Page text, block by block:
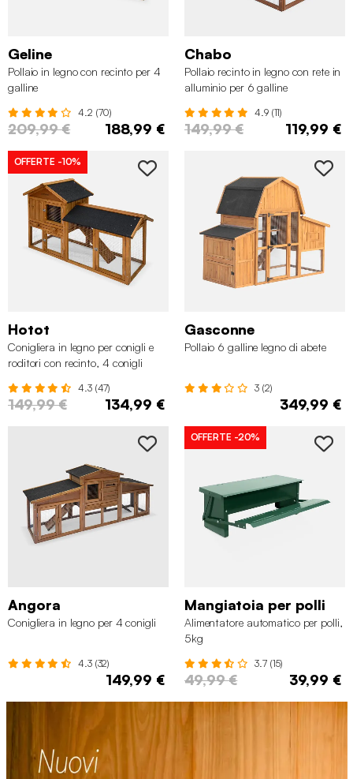
Geline
Pollaio in legno con recinto per 4
galline
4.2 (70)
209,99 € 188,99 €
Chabo
Pollaio recinto in legno con rete in
alluminio per 6 galline
4.9 (11)
149,99 € 119,99 €
OFFERTE -10%
Hotot
Conigliera in legno per conigli e
roditori con recinto, 4 conigli
4.3 (47)
149,99 € 134,99 €
Gasconne
Pollaio 6 galline legno di abete
3 (2)
349,99 €
Angora
Conigliera in legno per 4 conigli
4.3 (32)
149,99 €
OFFERTE -20%
Mangiatoia per polli
Alimentatore automatico per polli,
5kg
3.7 (15)
49,99 € 39,99 €